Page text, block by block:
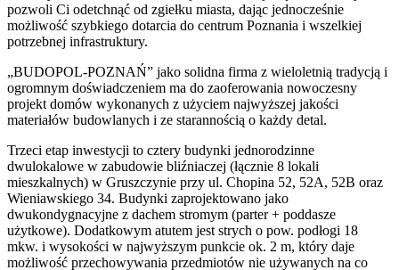
pozwoli Ci odetchnąć od zgiełku miasta, dając jednocześnie
możliwość szybkiego dotarcia do centrum Poznania i wszelkiej
potrzebnej infrastruktury.
„BUDOPOL-POZNAŃ” jako solidna firma z wieloletnią tradycją i
ogromnym doświadczeniem ma do zaoferowania nowoczesny
projekt domów wykonanych z użyciem najwyższej jakości
materiałów budowlanych i ze starannością o każdy detal.
Trzeci etap inwestycji to cztery budynki jednorodzinne
dwulokalowe w zabudowie bliźniaczej (łącznie 8 lokali
mieszkalnych) w Gruszczynie przy ul. Chopina 52, 52A, 52B oraz
Wieniawskiego 34. Budynki zaprojektowano jako
dwukondygnacyjne z dachem stromym (parter + poddasze
użytkowe). Dodatkowym atutem jest strych o pow. podłogi 18
mkw. i wysokości w najwyższym punkcie ok. 2 m, który daje
możliwość przechowywania przedmiotów nie używanych na co